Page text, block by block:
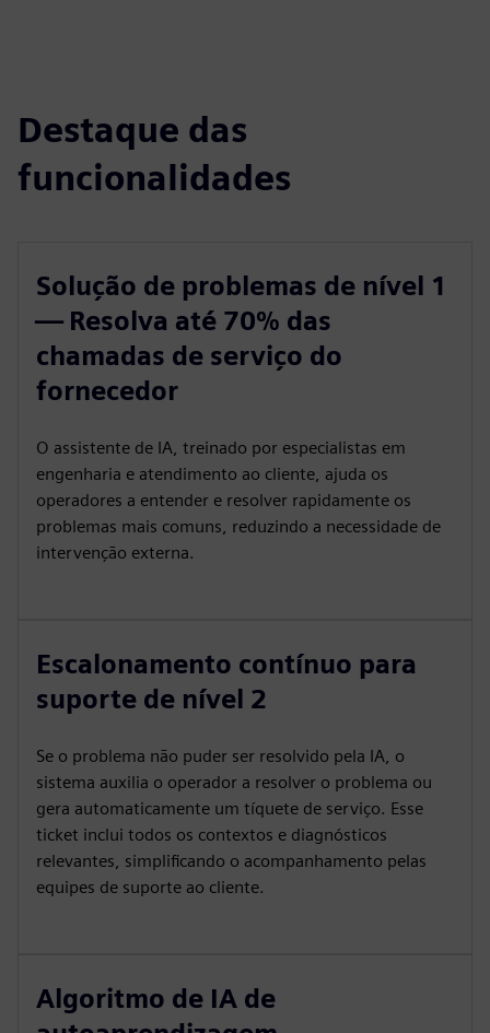
Destaque das
funcionalidades
Solução de problemas de nível 1
— Resolva até 70% das
chamadas de serviço do
fornecedor
O assistente de IA, treinado por especialistas em
engenharia e atendimento ao cliente, ajuda os
operadores a entender e resolver rapidamente os
problemas mais comuns, reduzindo a necessidade de
intervenção externa.
Escalonamento contínuo para
suporte de nível 2
Se o problema não puder ser resolvido pela IA, o
sistema auxilia o operador a resolver o problema ou
gera automaticamente um tíquete de serviço. Esse
ticket inclui todos os contextos e diagnósticos
relevantes, simplificando o acompanhamento pelas
equipes de suporte ao cliente.
Algoritmo de IA de